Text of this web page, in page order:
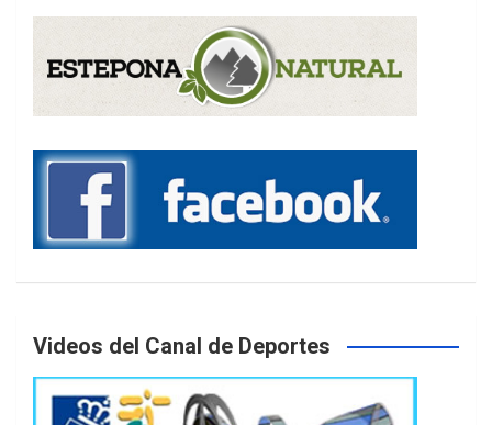
Videos del Canal de Deportes